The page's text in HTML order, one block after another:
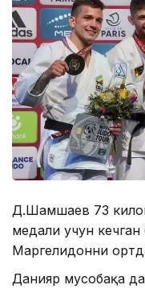
Д.Шамшаев 73
медали учун кечган
Маргелидонни
Данияр мусобақа